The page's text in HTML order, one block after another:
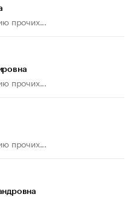
прочих...
прочих...
прочих...